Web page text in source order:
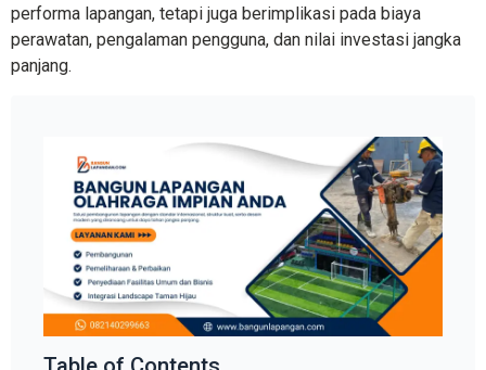
performa lapangan, tetapi juga berimplikasi pada biaya
perawatan, pengalaman pengguna, dan nilai investasi jangka
panjang.